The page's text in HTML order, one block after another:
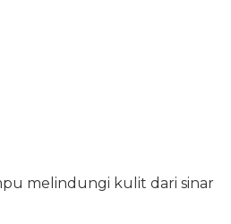
melindungi kulit dari sinar